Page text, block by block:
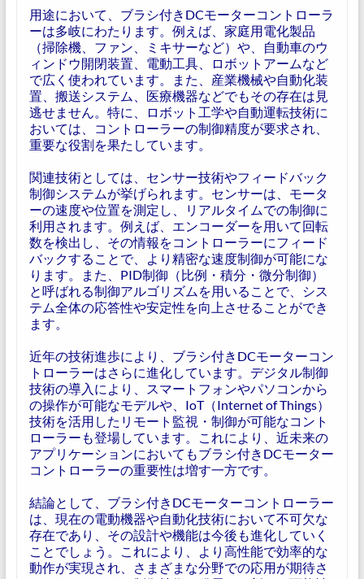
用途において、ブラシ付きDCモーターコントローラ
ーは多岐にわたります。例えば、家庭用電化製品
（掃除機、ファン、ミキサーなど）や、自動車のウ
ィンドウ開閉装置、電動工具、ロボットアームなど
で広く使われています。また、産業機械や自動化装
置、搬送システム、医療機器などでもその存在は見
逃せません。特に、ロボット工学や自動運転技術に
おいては、コントローラーの制御精度が要求され、
重要な役割を果たしています。
関連技術としては、センサー技術やフィードバック
制御システムが挙げられます。センサーは、モータ
ーの速度や位置を測定し、リアルタイムでの制御に
利用されます。例えば、エンコーダーを用いて回転
数を検出し、その情報をコントローラーにフィード
バックすることで、より精密な速度制御が可能にな
ります。また、PID制御（比例・積分・微分制御）
と呼ばれる制御アルゴリズムを用いることで、シス
テム全体の応答性や安定性を向上させることができ
ます。
近年の技術進歩により、ブラシ付きDCモーターコン
トローラーはさらに進化しています。デジタル制御
技術の導入により、スマートフォンやパソコンから
の操作が可能なモデルや、IoT（Internet of Things）
技術を活用したリモート監視・制御が可能なコント
ローラーも登場しています。これにより、近未来の
アプリケーションにおいてもブラシ付きDCモーター
コントローラーの重要性は増す一方です。
結論として、ブラシ付きDCモーターコントローラー
は、現在の電動機器や自動化技術において不可欠な
存在であり、その設計や機能は今後も進化していく
ことでしょう。これにより、より高性能で効率的な
動作が実現され、さまざまな分野での応用が期待さ